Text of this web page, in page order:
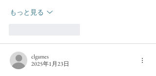
もっと見る
clgames
2025年1月23日